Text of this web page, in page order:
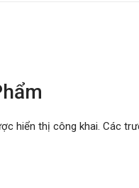
hiển thị công khai. Các